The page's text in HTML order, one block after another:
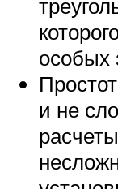
особых
и не